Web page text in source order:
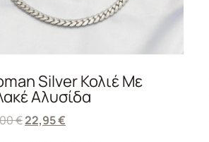
Silver Κολιέ Με
Αλυσίδα
€22,95€